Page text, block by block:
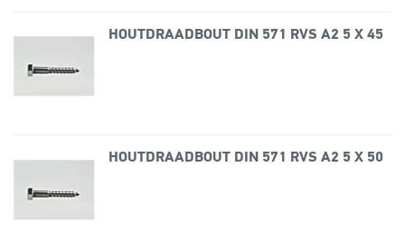
HOUTDRAADBOUT DIN 571 RVS A2 5 X 45
HOUTDRAADBOUT DIN 571 RVS A2 5 X 50